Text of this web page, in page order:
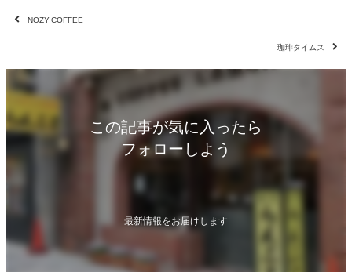
NOZY COFFEE
珈琲タイムス
この記事が気に入ったら
フォローしよう
最新情報をお届けします